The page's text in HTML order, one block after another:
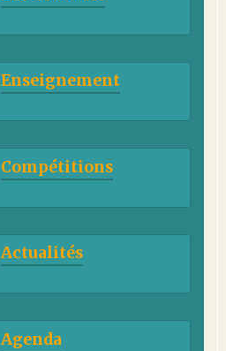
Enseignement
Compétitions
Actualités
Agenda